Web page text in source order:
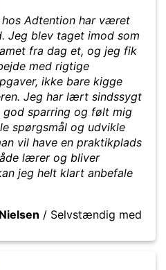
Adtention har været
Jeg blev taget imod som
fra dag et, og jeg fik
med rigtige
ikke bare kigge
Jeg har lært sindssygt
god sparring og følt mig
spørgsmål og udvikle
vil have en praktikplads
lærer og bliver
jeg helt klart anbefale
/ Selvstændig med